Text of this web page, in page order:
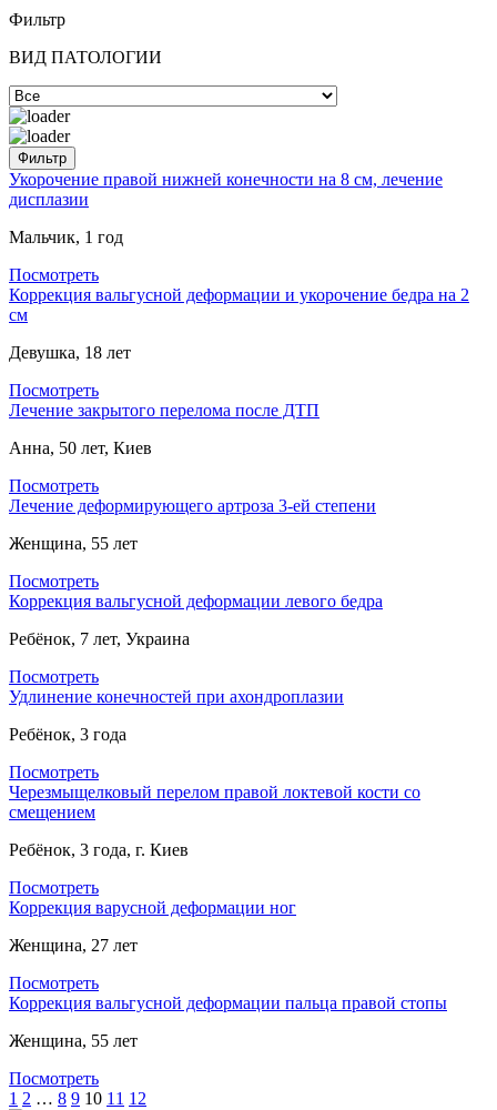
Фильтр
ВИД ПАТОЛОГИИ
Укорочение правой нижней конечности на 8 см, лечение
дисплазии
Мальчик, 1 год
Посмотреть
Коррекция вальгусной деформации и укорочение бедра на 2
см
Девушка, 18 лет
Посмотреть
Лечение закрытого перелома после ДТП
Анна, 50 лет, Киев
Посмотреть
Лечение деформирующего артроза 3-ей степени
Женщина, 55 лет
Посмотреть
Коррекция вальгусной деформации левого бедра
Ребёнок, 7 лет, Украина
Посмотреть
Удлинение конечностей при ахондроплазии
Ребёнок, 3 года
Посмотреть
Черезмыщелковый перелом правой локтевой кости со
смещением
Ребёнок, 3 года, г. Киев
Посмотреть
Коррекция варусной деформации ног
Женщина, 27 лет
Посмотреть
Коррекция вальгусной деформации пальца правой стопы
Женщина, 55 лет
Посмотреть
1 2 … 8 9 10 11 12